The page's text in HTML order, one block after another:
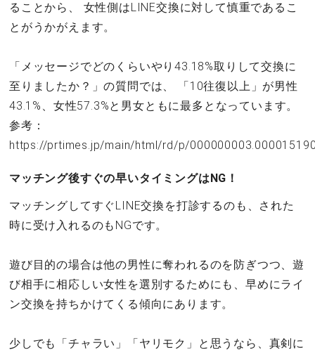
ることから、 女性側はLINE交換に対して慎重であるこ
とがうかがえます。
「メッセージでどのくらいやり43.18%取りして交換に
至りましたか？」の質問では、 「10往復以上」が男性
43.1%、女性57.3%と男女ともに最多となっています。
参考：
https://prtimes.jp/main/html/rd/p/
マッチング後すぐの早いタイミングはNG！
マッチングしてすぐLINE交換を打診するのも、された
時に受け入れるのもNGです。
遊び目的の場合は他の男性に奪われるのを防ぎつつ、遊
び相手に相応しい女性を選別するためにも、早めにライ
ン交換を持ちかけてくる傾向にあります。
少しでも「チャラい」「ヤリモク」と思うなら、真剣に